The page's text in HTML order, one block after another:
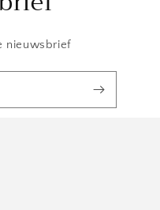
nieuwsbrief